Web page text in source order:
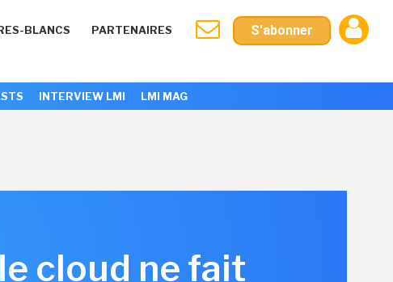
BLANCS PARTENAIRES S'abonner
INTERVIEW LMI LMI MAG
cloud ne fait